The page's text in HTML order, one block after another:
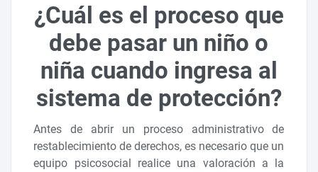
¿Cuál es el proceso que
debe pasar un niño o
niña cuando ingresa al
sistema de protección?
Antes de abrir un proceso administrativo de
restablecimiento de derechos, es necesario que un
equipo psicosocial realice una valoración a la